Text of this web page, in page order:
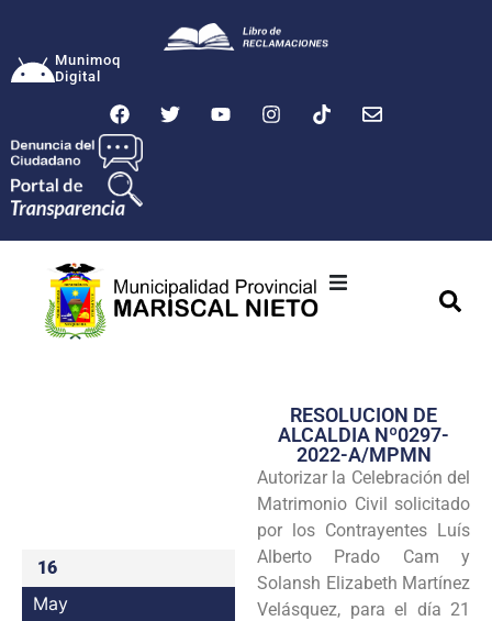
Munimoq
Digital
Transparencia
Seguridad
Programas
Intranet
16
May
RESOLUCION DE
ALCALDIA Nº0297-
2022-A/MPMN
Autorizar la Celebración del
Matrimonio Civil solicitado
por los Contrayentes Luís
Alberto Prado Cam y
Solansh Elizabeth Martínez
Velásquez, para el día 21